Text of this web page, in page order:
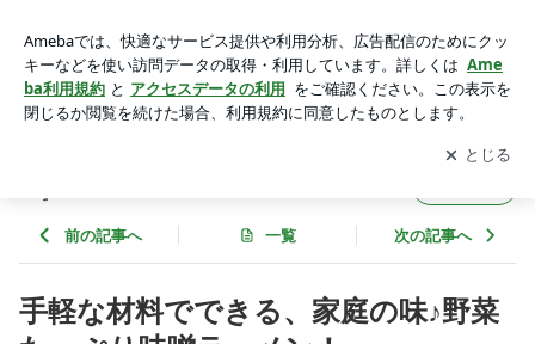
ゆうき酒場アプリをダウンロードして ブログの更新通知
を受け取りまし
ょう。
開く
前の記事へ 一覧 次の記事へ
手軽な材料でできる、家庭の味♪野菜